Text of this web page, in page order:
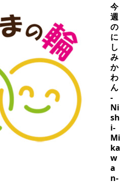
今
週
の
に
し
み
か
わ
ん
-
Ni
sh
i-
Mi
ka
w
a
n-